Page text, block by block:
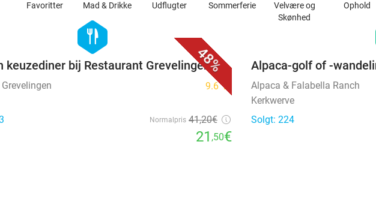
Favoritter Mad & Drikke Udflugter Sommerferie
Velvære og
Skønhed
Ophold
48%
hexagon
food
keuzediner bij Restaurant Grevelingen
9.6star
Normalpris 41,20€
21 ,50€
Alpaca-golf of -
Alpaca & Falabella Ranch
Kerkwerve
Solgt: 224